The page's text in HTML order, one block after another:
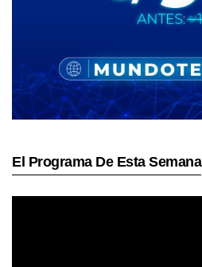
El Programa De Esta Semana